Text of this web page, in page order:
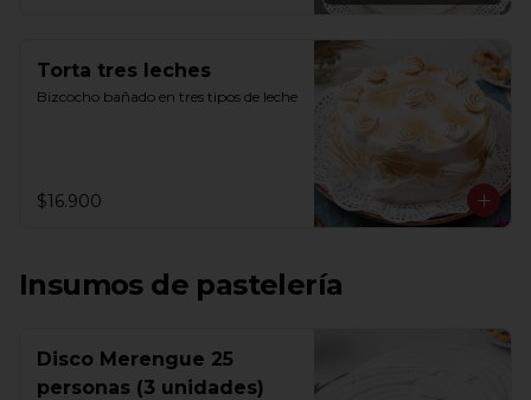
Torta tres leches
Bizcocho bañado en tres tipos de leche
$16.900
Insumos de pastelería
Disco Merengue 25
personas (3 unidades)